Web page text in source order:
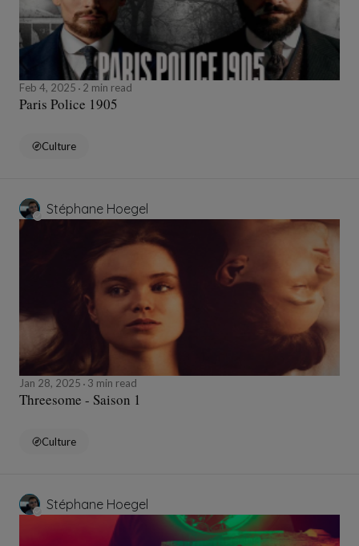
Feb 4, 2025 2 min read
Paris Police 1905
Culture
Stéphane Hoegel
Jan 28, 2025 3 min read
Threesome - Saison 1
Culture
Stéphane Hoegel